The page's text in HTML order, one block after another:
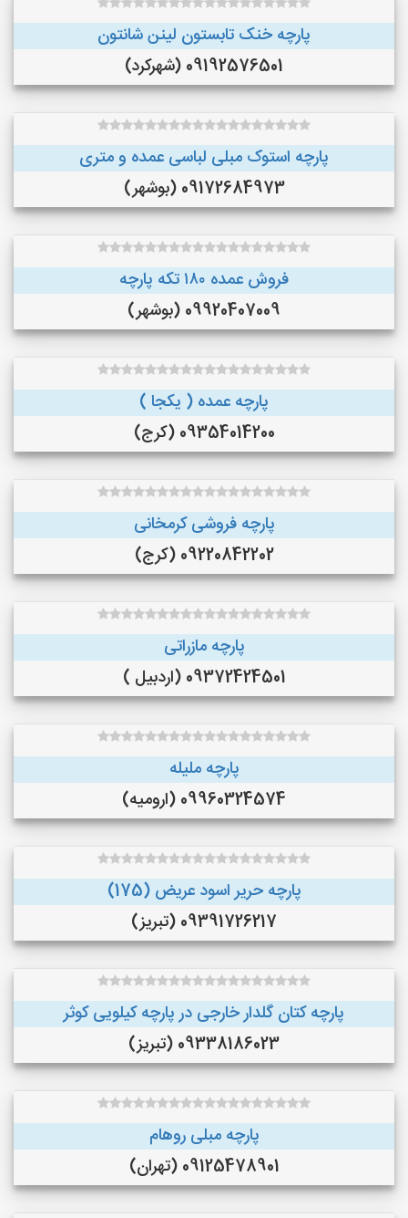
پارچه خنک تابستون لینن شانتون
09192576501 (شهرکرد)
پارچه استوک مبلی لباسی عمده و متری
09172684973 (بوشهر)
فروش عمده ۱۸۰ تکه پارچه
09920407009 (بوشهر)
پارچه عمده ( یکجا )
09354014200 (کرج)
پارچه فروشی کرمخانی
09220842202 (کرج)
پارچه مازراتی
09372424501 (اردبیل )
پارچه ملیله
09960324574 (ارومیه)
پارچه حریر اسود عریض (175)
09391726217 (تبریز)
پارچه کتان گلدار خارجی در پارچه کیلویی کوثر
09338186023 (تبریز)
پارچه مبلی روهام
09125478901 (تهران)